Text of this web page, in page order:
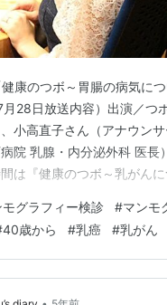
康のつボ～胃腸の病気に
28日放送内容）出演／つ
、小高直子さん（アナウン
院 乳腺・内分泌外科 医長
は『健康のつボ～乳がん
・内分泌外科 医長で「乳
とみ）先生にお話をうかが
乳がん、今日は早期発見の
（つボイ）早期発見で早期
モグラフィー検診 #マンモ
40歳から #乳癌 #乳がん